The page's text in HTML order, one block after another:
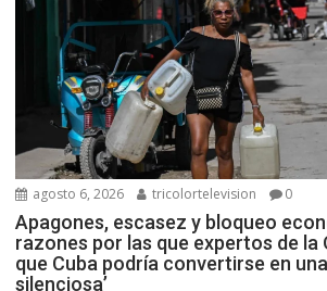
agosto 6, 2026 tricolortelevision 0
Apagones, escasez y bloqueo
razones por las que expertos de la
que Cuba podría convertirse en una
silenciosa’